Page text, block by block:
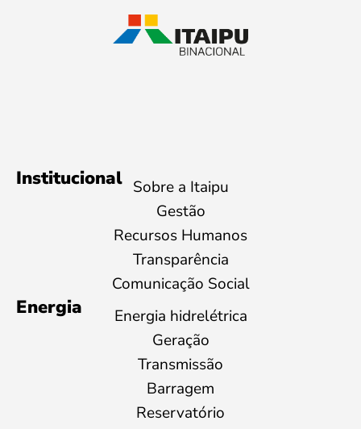
Institucional Sobre a Itaipu
Gestão
Recursos Humanos
Transparência
Comunicação Social
Energia
Energia hidrelétrica
Geração
Transmissão
Barragem
Reservatório